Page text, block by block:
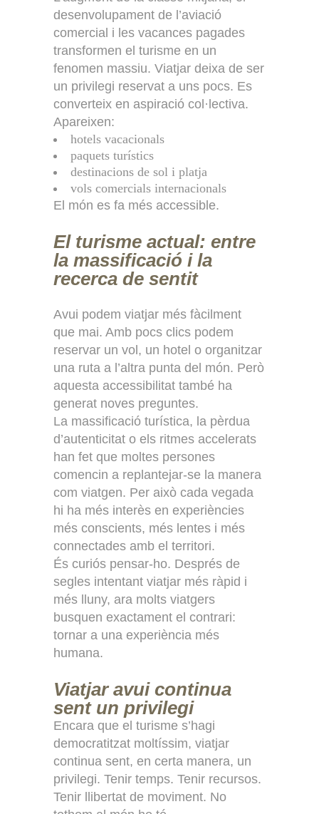
desenvolupament de l’aviació
comercial i les vacances pagades
transformen el turisme en un
fenomen massiu. Viatjar deixa de ser
un privilegi reservat a uns pocs. Es
converteix en aspiració col·lectiva.
Apareixen:
hotels vacacionals
paquets turístics
destinacions de sol i platja
vols comercials internacionals
El món es fa més accessible.
El turisme actual: entre
la massificació i la
recerca de sentit
Avui podem viatjar més fàcilment
que mai. Amb pocs clics podem
reservar un vol, un hotel o organitzar
una ruta a l’altra punta del món. Però
aquesta accessibilitat també ha
generat noves preguntes.
La massificació turística, la pèrdua
d’autenticitat o els ritmes accelerats
han fet que moltes persones
comencin a replantejar-se la manera
com viatgen. Per això cada vegada
hi ha més interès en experiències
més conscients, més lentes i més
connectades amb el territori.
És curiós pensar-ho. Després de
segles intentant viatjar més ràpid i
més lluny, ara molts viatgers
busquen exactament el contrari:
tornar a una experiència més
humana.
Viatjar avui continua
sent un privilegi
Encara que el turisme s’hagi
democratitzat moltíssim, viatjar
continua sent, en certa manera, un
privilegi. Tenir temps. Tenir recursos.
Tenir llibertat de moviment. No